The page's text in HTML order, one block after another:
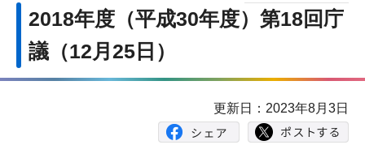
か
2018年度（平成30年度）第18回庁
議（12月25日）
更新日：2023年8月3日